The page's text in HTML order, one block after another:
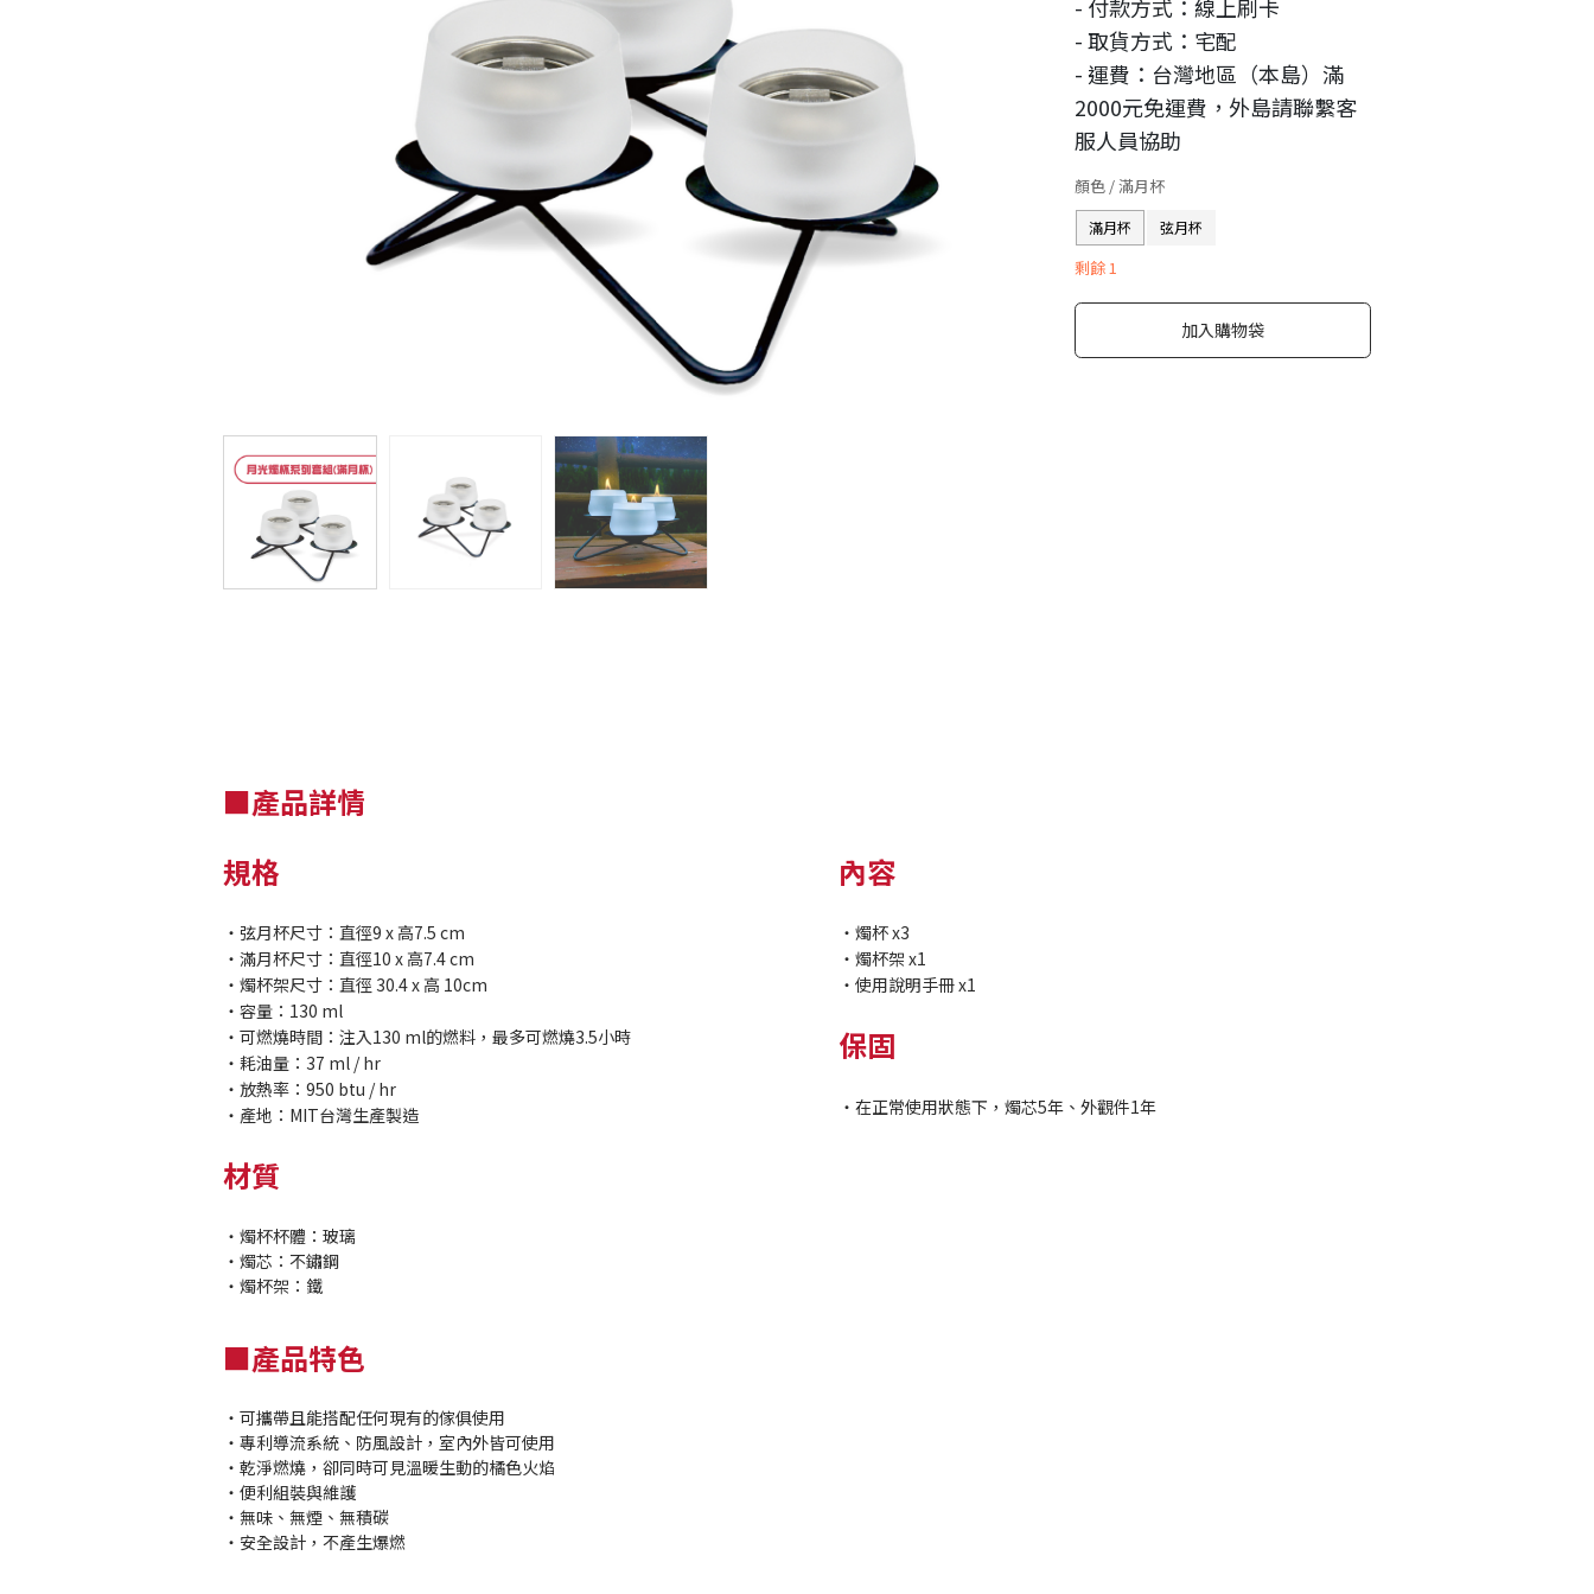
- 付款方式：線上刷卡
- 取貨方式：宅配
- 運費：台灣地區（本島）滿
2000元免運費，外島請聯繫客
服人員協助
顏色/ 滿月杯
滿月杯 弦月杯
剩餘 1
加入購物袋
■產品詳情
規格
・弦月杯尺寸：直徑9 x 高7.5 cm
・滿月杯尺寸：直徑10 x 高7.4 cm
・燭杯架尺寸：直徑 30.4 x 高 10cm
・容量：130 ml
・可燃燒時間：注入130 ml的燃料，最多可燃燒3.5小時
・耗油量：37 ml / hr
・放熱率：950 btu / hr
・產地：MIT台灣生產製造
材質
・燭杯杯體：玻璃
・燭芯：不鏽鋼
・燭杯架：鐵
內容
・燭杯 x3
・燭杯架 x1
・使用說明手冊 x1
保固
・在正常使用狀態下，燭芯5年、外觀件1年
■產品特色
・可攜帶且能搭配任何現有的傢俱使用
・專利導流系統、防風設計，室內外皆可使用
・乾淨燃燒，卻同時可見溫暖生動的橘色火焰
・便利組裝與維護
・無味、無煙、無積碳
・安全設計，不產生爆燃